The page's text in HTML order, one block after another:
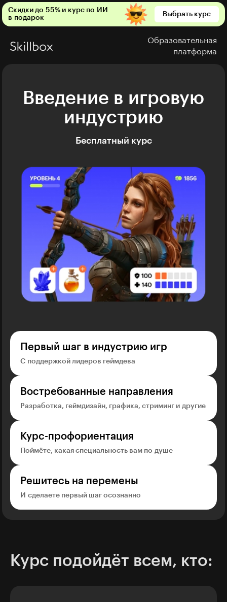
Скидки до 55% и курс по ИИ
в подарок
Выбрать курс
Образовательная
платформа
Введение в игровую
индустрию
Бесплатный курс
Первый шаг в индустрию игр
С поддержкой лидеров геймдева
Востребованные направления
Разработка, геймдизайн, графика, стриминг и другие
Курс-профориентация
Поймёте, какая специальность вам по душе
Решитесь на перемены
И сделаете первый шаг осознанно
Курс подойдёт всем, кто: